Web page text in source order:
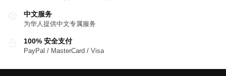
中文服务
为华人提供中文专属服务
100% 安全支付
PayPal / MasterCard / Visa